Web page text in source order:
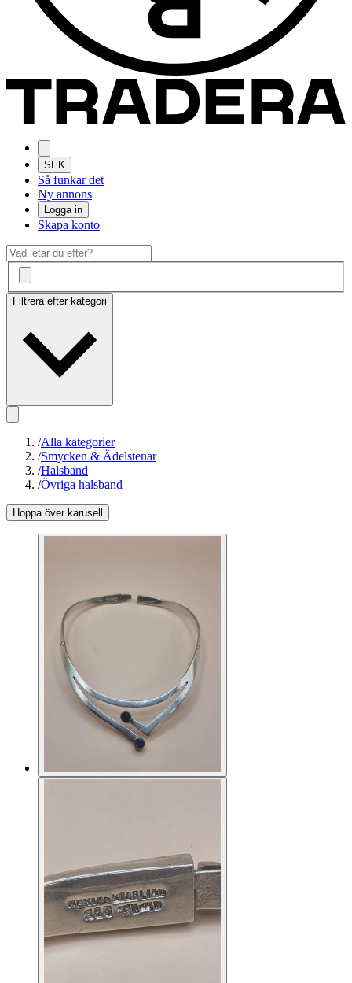
SEK
Så funkar det
Ny annons
Logga in
Skapa konto
Filtrera efter kategori
/Alla kategorier
/Smycken & Ädelstenar
/Halsband
/Övriga halsband
Hoppa över karusell